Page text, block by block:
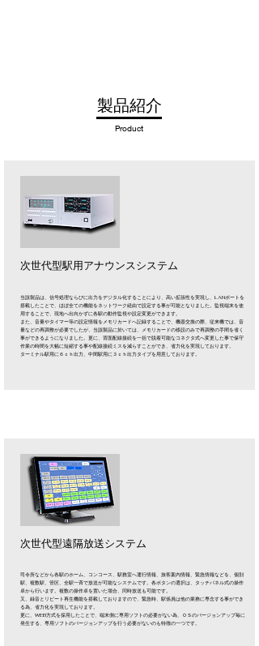
製品​紹介
Product
次世代型駅用アナウンスシステム
当該製品は、信号処理ならびに出力をデジタル化することにより、高い拡張性を実現し、LANポートを
搭載したことで、ほぼ全ての機能をネットワーク経由で設定する事が可能となりました。監視端末を使
用することで、現地へ出向かずに各駅の動作監視や設定変更ができます。
また、音量やタイマー等の設定情報をメモリカードへ記録することで、機器交換の際、従来機では、音
量などの再調整が必要でしたが、当該製品に於いては、メモリカードの移設のみで再調整の手間を省く
事ができるようになりました。更に、背面配線接続を一括で脱着可能なコネクタ式へ変更した事で保守
作業の時間を大幅に短縮する事や配線接続ミスを減らすことができ、省力化を実現しております。
ターミナル駅用に６ｃｈ出力、中間駅用に３ｃｈ出力タイプを用意しております。
次世代型遠隔放送システム
司令所などから各駅のホーム、コンコース、駅務室へ運行情報、旅客案内情報、緊急情報などを、個別
駅、複数駅、管区、全駅一斉で放送が可能なシステムです。各ボタンの選択は、タッチパネル式の操作
卓から行います。複数の操作卓を置いた場合、同時放送も可能です。
又、録音とリピート再生機能を搭載しておりますので、緊急時、駅係員は他の業務に専念する事ができ
る為、省力化を実現しております。
更に、WEB方式を採用したことで、端末側に専用ソフトの必要がない為、ＯＳのバージョンアップ毎に
発生する、専用ソフトのバージョンアップを行う必要がないのも特徴の一つです。